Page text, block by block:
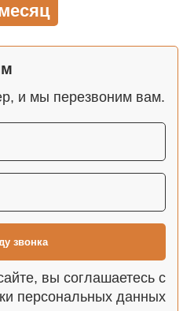
и мы перезвоним вам.
вы соглашаетесь с
персональных данных